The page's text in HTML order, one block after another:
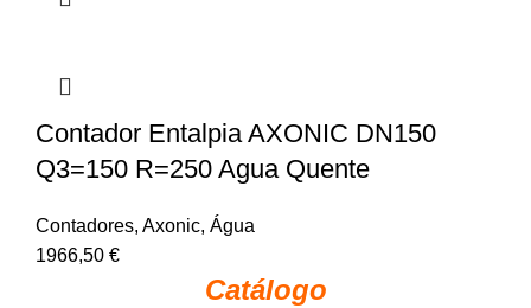
Contador Entalpia AXONIC DN150
Q3=150 R=250 Agua Quente
Contadores, Axonic, Água
1966,50 €
Catálogo